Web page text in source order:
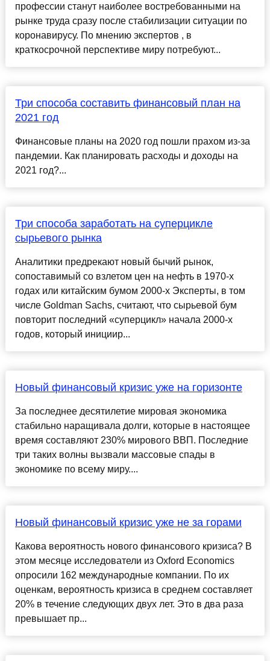
профессии станут наиболее востребованными на
рынке труда сразу после стабилизации ситуации по
коронавирусу. По мнению экспертов , в
краткосрочной перспективе миру потребуют...
Три способа составить финансовый план на
2021 год
Финансовые планы на 2020 год пошли прахом из-за
пандемии. Как планировать расходы и доходы на
2021 год?...
Три способа заработать на суперцикле
сырьевого рынка
Аналитики предрекают новый бычий рынок,
сопоставимый со взлетом цен на нефть в 1970-х
годах или китайским бумом 2000-х Эксперты, в том
числе Goldman Sachs, считают, что сырьевой бум
повторит последний «суперцикл» начала 2000-х
годов, который инициир...
Новый финансовый кризис уже на горизонте
За последнее десятилетие мировая экономика
стабильно наращивала долги, которые в настоящее
время составляют 230% мирового ВВП. Последние
три таких волны вызвали массовые спады в
экономике по всему миру....
Новый финансовый кризис уже не за горами
Какова вероятность нового финансового кризиса? В
этом месяце исследователи из Oxford Economics
опросили 162 международные компании. По их
оценкам, вероятность кризиса в среднем составляет
20% в течение следующих двух лет. Это в два раза
превышает пр...